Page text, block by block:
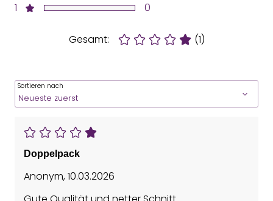
1
0
Gesamt: (1)
Sortieren nach
Doppelpack
Anonym,10.03.2026